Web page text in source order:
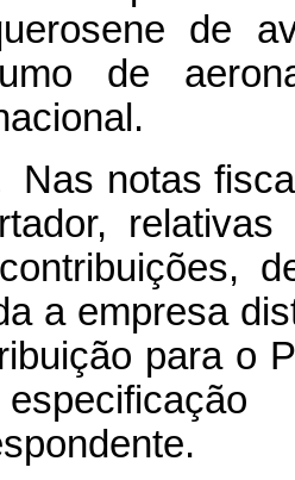
de
de
Nas notas
a empresa
para o